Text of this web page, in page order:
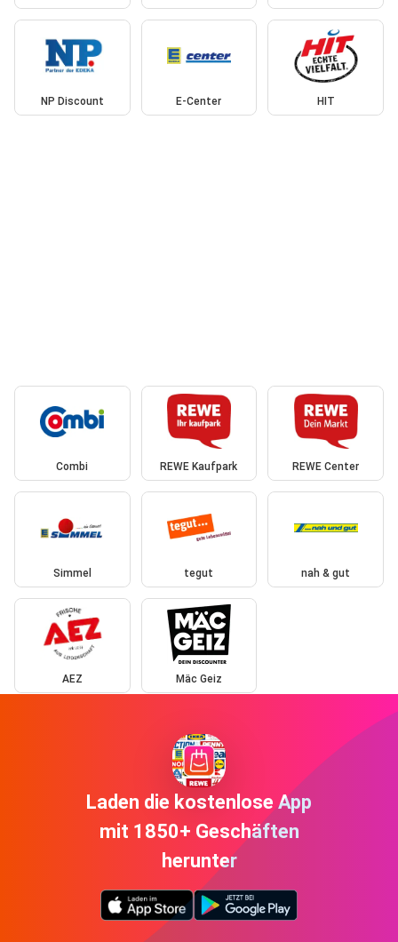
NP Discount E-Center HIT
Combi REWE Kaufpark REWE Center
Simmel tegut nah & gut
AEZ Mäc Geiz
Laden die kostenlose App
mit 1850+ Geschäften
herunter